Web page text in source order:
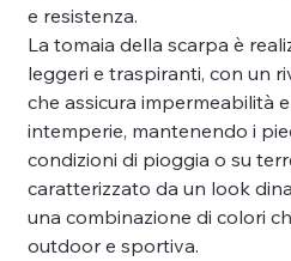
e resistenza.
La tomaia della scarpa è
leggeri e traspiranti, con un
che assicura impermeabilità
intemperie, mantenendo i
condizioni di pioggia o su
caratterizzato da un look
una combinazione di colori
outdoor e sportiva.